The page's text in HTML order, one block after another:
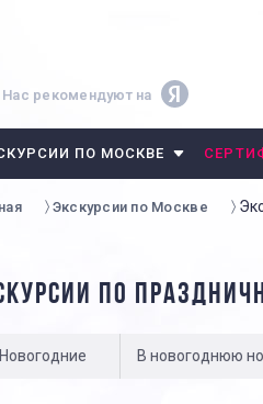
Нас рекомендуют на
ПО МОСКВЕ
Экскурсии по Москве
ПО
Новогодние В новогоднюю